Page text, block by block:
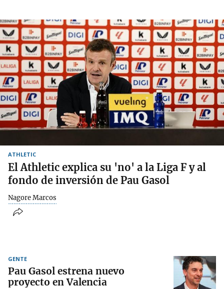
ATHLETIC
El Athletic explica su 'no' a la Liga F y al
fondo de inversión de Pau Gasol
Nagore Marcos
GENTE
Pau Gasol estrena nuevo
proyecto en Valencia